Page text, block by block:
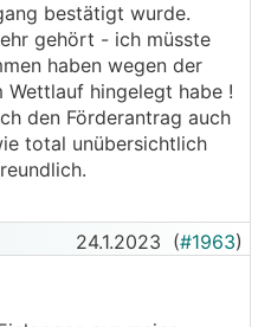
bestätigt wurde.
gehört - ich müsste
haben wegen der
hingelegt habe !
den Förderantrag auch
total unübersichtlich
24.1.2023 (#1963)